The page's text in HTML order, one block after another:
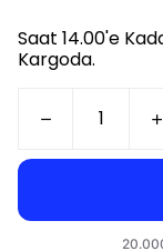
Saat 14.00'e
Kargoda.